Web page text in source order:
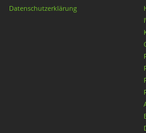
Datenschutzerklärung